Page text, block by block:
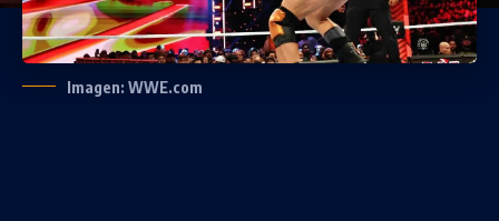
Imagen: WWE.com